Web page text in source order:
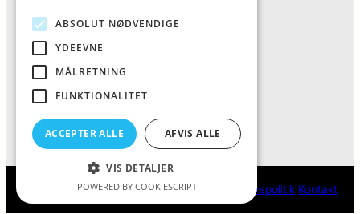
ALFA
Tlf: 7876 8672
Mail:info@al-fa.dk
Cookie- og privatlivspolitik Kontakt
ABSOLUT NØDVENDIGE
YDEEVNE
MÅLRETNING
FUNKTIONALITET
ACCEPTER ALLE AFVIS ALLE
VIS DETALJER
POWERED BY COOKIESCRIPT